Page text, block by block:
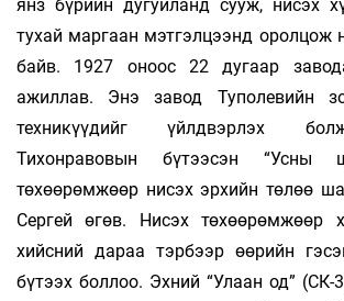
янз бүрийн дугуйланд сууж, нисэх
тухай маргаан мэтгэлцээнд оролцож
байв. 1927 оноос 22 дугаар
ажиллав. Энэ завод Туполевийн
техникүүдийг үйлдвэрлэх
Тихонравовын бүтээсэн “Усны
төхөөрөмжөөр нисэх эрхийн төлөө
Сергей өгөв. Нисэх төхөөрөмжөөр
хийсний дараа тэрбээр өөрийн
бүтээх боллоо. Эхний “Улаан од”